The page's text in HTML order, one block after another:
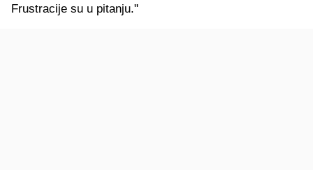
Frustracije su u pitanju."